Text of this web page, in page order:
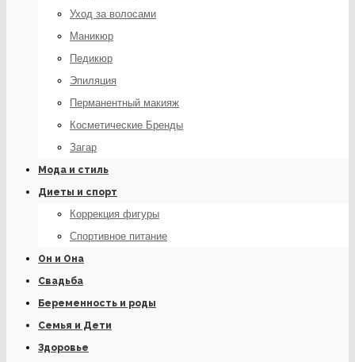
Уход за волосами
Маникюр
Педикюр
Эпиляция
Перманентный макияж
Косметические Бренды
Загар
Мода и стиль
Диеты и спорт
Коррекция фигуры
Спортивное питание
Он и Она
Свадьба
Беременность и роды
Семья и Дети
Здоровье